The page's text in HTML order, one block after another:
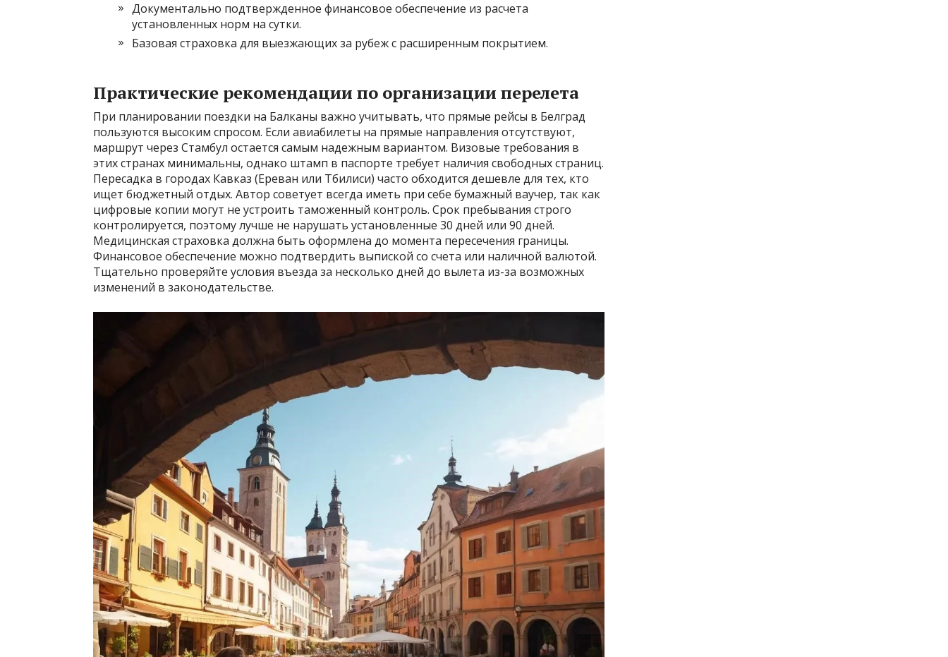
Документально подтвержденное финансовое обеспечение из расчета
установленных норм на сутки.
Базовая страховка для выезжающих за рубеж с расширенным покрытием.
Практические рекомендации по организации перелета
При планировании поездки на Балканы важно учитывать, что прямые рейсы в Белград
пользуются высоким спросом. Если авиабилеты на прямые направления отсутствуют,
маршрут через Стамбул остается самым надежным вариантом. Визовые требования в
этих странах минимальны, однако штамп в паспорте требует наличия свободных страниц.
Пересадка в городах Кавказ (Ереван или Тбилиси) часто обходится дешевле для тех, кто
ищет бюджетный отдых. Автор советует всегда иметь при себе бумажный ваучер, так как
цифровые копии могут не устроить таможенный контроль. Срок пребывания строго
контролируется, поэтому лучше не нарушать установленные 30 дней или 90 дней.
Медицинская страховка должна быть оформлена до момента пересечения границы.
Финансовое обеспечение можно подтвердить выпиской со счета или наличной валютой.
Тщательно проверяйте условия въезда за несколько дней до вылета из-за возможных
изменений в законодательстве.